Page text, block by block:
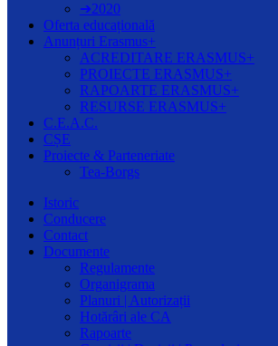
➔2020
Oferta educațională
Anunțuri Erasmus+
ACREDITARE ERASMUS+
PROIECTE ERASMUS+
RAPOARTE ERASMUS+
RESURSE ERASMUS+
C.E.A.C.
CȘE
Proiecte & Parteneriate
Tea-Borgs
Istoric
Conducere
Contact
Documente
Regulamente
Organigrama
Planuri | Autorizații
Hotărâri ale CA
Rapoarte